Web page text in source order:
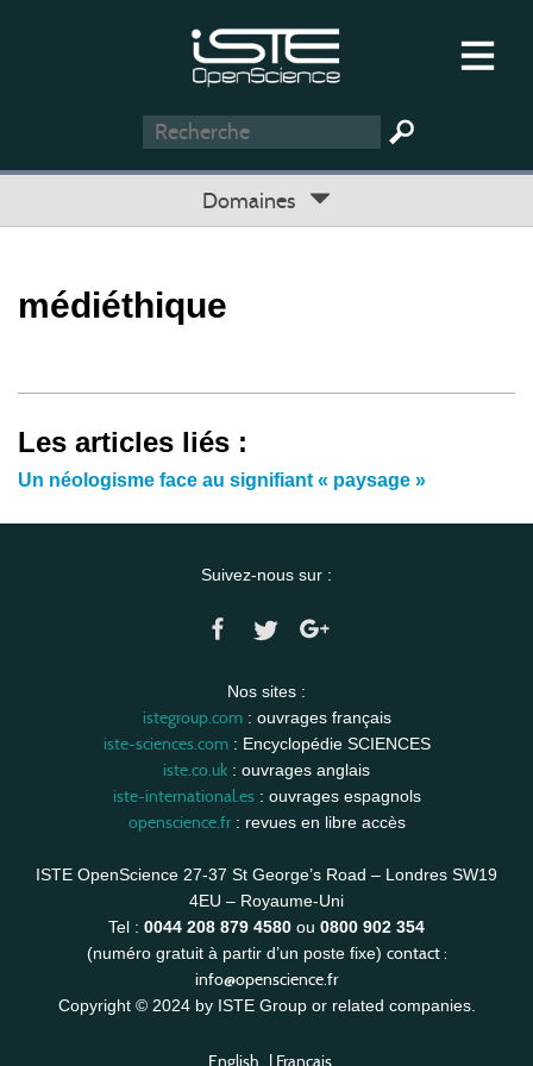
Domaines
médiéthique
Les articles liés :
Un néologisme face au signifiant « paysage »
Suivez-nous sur :
Nos sites :
istegroup.com: ouvrages français
iste-sciences.com: Encyclopédie SCIENCES
iste.co.uk : ouvrages anglais
iste-international.es: ouvrages espagnols
openscience.fr: revues en libre accès
ISTE OpenScience 27-37 St George’s Road – Londres SW19
4EU – Royaume-Uni
Tel : 0044 208 879 4580 ou 0800 902 354
(numéro gratuit à partir d’un poste fixe) contact :
info@openscience.fr
Copyright © 2024 by ISTE Group or related companies.
English | Français